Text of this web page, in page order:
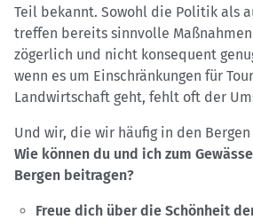
Teil bekannt. Sowohl die Politik als
treffen bereits sinnvolle
zögerlich und nicht konsequent
wenn es um Einschränkungen für
Landwirtschaft geht, fehlt oft der
Und wir, die wir häufig in den
Wie können du und ich zum
Bergen beitragen?
Freue dich über die Schönheit